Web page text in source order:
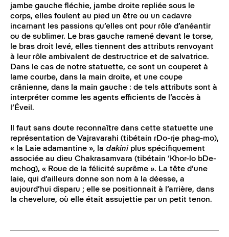
jambe gauche fléchie, jambe droite repliée sous le
corps, elles foulent au pied un être ou un cadavre
incarnant les passions qu’elles ont pour rôle d’anéantir
ou de sublimer. Le bras gauche ramené devant le torse,
le bras droit levé, elles tiennent des attributs renvoyant
à leur rôle ambivalent de destructrice et de salvatrice.
Dans le cas de notre statuette, ce sont un couperet à
lame courbe, dans la main droite, et une coupe
crânienne, dans la main gauche : de tels attributs sont à
interpréter comme les agents efficients de l’accès à
l’Éveil.
Il faut sans doute reconnaître dans cette statuette une
représentation de Vajravarahi (tibétain rDo-rje phag-mo),
« la Laie adamantine », la dakini plus spécifiquement
associée au dieu Chakrasamvara (tibétain ‘Khor-lo bDe-
mchog), « Roue de la félicité suprême ». La tête d’une
laie, qui d’ailleurs donne son nom à la déesse, a
aujourd’hui disparu ; elle se positionnait à l’arrière, dans
la chevelure, où elle était assujettie par un petit tenon.